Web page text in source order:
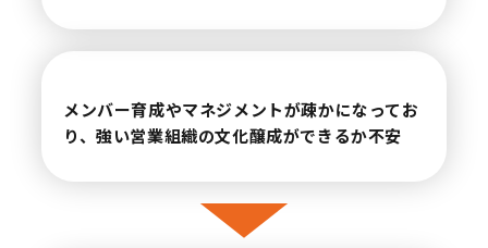
メンバー育成やマネジメントが疎かになってお
り、強い営業組織の文化醸成ができるか不安